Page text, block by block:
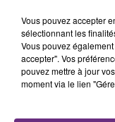
ALEX WARREN
Vous pouvez accepter
sélectionnant les
Vous pouvez
accepter". Vos
pouvez mettre à jour
moment via le lien